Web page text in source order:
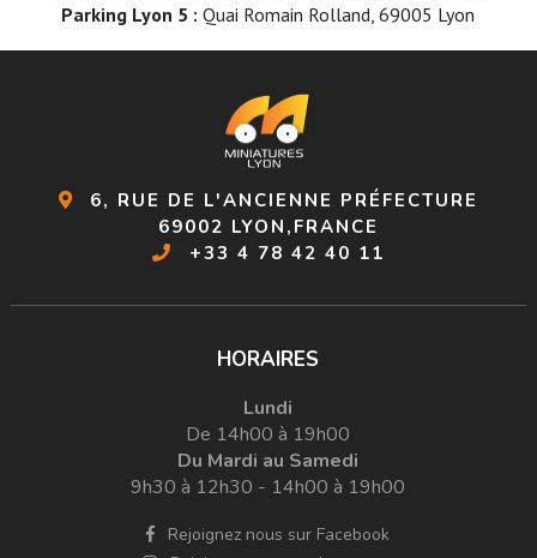
Parking Lyon 5 : Quai Romain Rolland, 69005 Lyon
6, RUE DE L'ANCIENNE PRÉFECTURE
69002 LYON,FRANCE
+33 4 78 42 40 11
HORAIRES
Lundi
De 14h00 à 19h00
Du Mardi au Samedi
9h30 à 12h30 - 14h00 à 19h00
Rejoignez nous sur Facebook